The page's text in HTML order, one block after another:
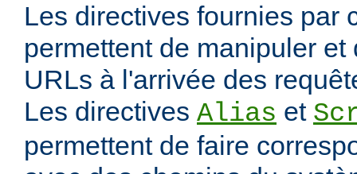
Les directives fournies par
permettent de manipuler et
URLs à l'arrivée des
Les directives Alias et
permettent de faire